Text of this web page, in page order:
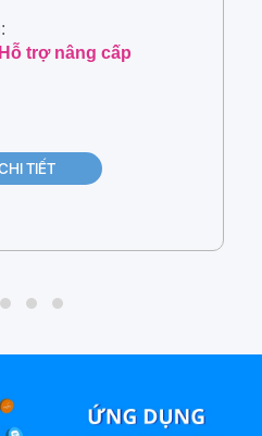
trợ nâng cấp
TIẾT